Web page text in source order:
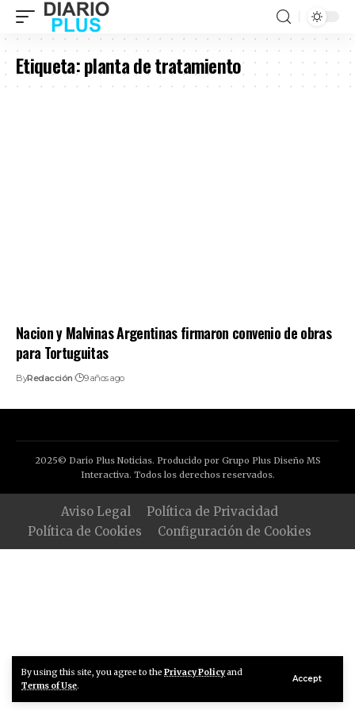
By using this site, you agree to the Privacy Policyand
Terms of Use.
Accept
Etiqueta:planta de tratamiento
Nacion y Malvinas Argentinas firmaron convenio de obras
para Tortuguitas
ByRedacción 9 años ago
2025© Dario Plus Noticias. Producido por Grupo Plus Diseño MS
Interactiva. Todos los derechos reservados.
Aviso Legal
Política de Privacidad
Política de Cookies
Configuración de Cookies